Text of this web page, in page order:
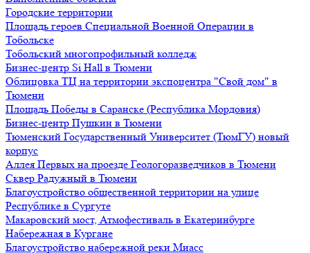
Городские территории
Площадь героев Специальной Военной Операции в
Тобольске
Тобольский многопрофильный колледж
Бизнес-центр Si Hall в Тюмени
Облицовка ТЦ на территории экспоцентра "Свой дом" в
Тюмени
Площадь Победы в Саранске (Республика Мордовия)
Бизнес-центр Пушкин в Тюмени
Тюменский Государственный Университет (ТюмГУ) новый
корпус
Аллея Первых на проезде Геологоразведчиков в Тюмени
Сквер Радужный в Тюмени
Благоустройство общественной территории на улице
Республике в Сургуте
Макаровский мост, Атмофестиваль в Екатеринбурге
Набережная в Кургане
Благоустройство набережной реки Миасс